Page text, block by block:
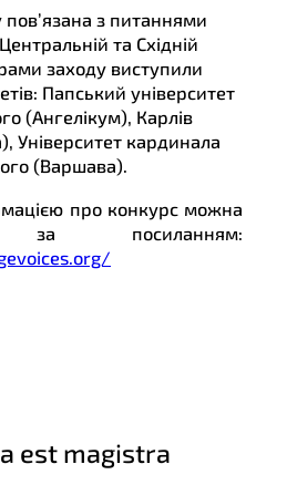
з питаннями
Центральній та Східній
заходу виступили
Папський університет
(Ангелікум), Карлів
Університет кардинала
(Варшава).
про конкурс можна
за посиланням:
est magistra